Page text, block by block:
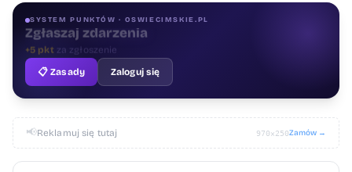
SYSTEM PUNKTÓW · OSWIECIMSKIE.PL
Oceniaj treści
+1 pktza ocenę
📋 Zasady
Zaloguj się
📢Reklamuj się tutaj 970×250Zamów →